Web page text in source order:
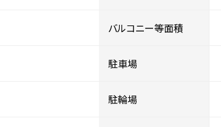
バルコニー等面積
駐車場
駐輪場